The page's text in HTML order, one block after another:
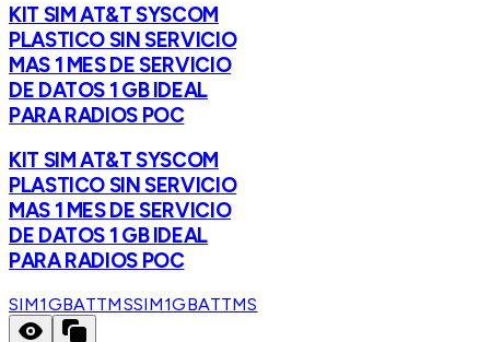
KIT SIM AT&T SYSCOM
PLASTICO SIN SERVICIO
MAS 1 MES DE SERVICIO
DE DATOS 1 GB IDEAL
PARA RADIOS POC
KIT SIM AT&T SYSCOM
PLASTICO SIN SERVICIO
MAS 1 MES DE SERVICIO
DE DATOS 1 GB IDEAL
PARA RADIOS POC
SIM1GBATTMSSIM1GBATTMS